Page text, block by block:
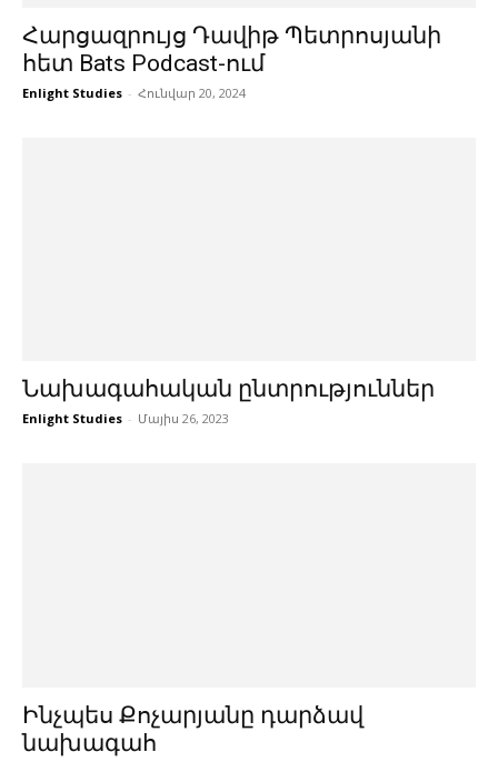
Հարցազրույց Դավիթ Պետրոսյանի
հետ Bats Podcast-ում
Enlight Studies - Հունվար 20, 2024
Նախագահական ընտրություններ
Enlight Studies - Մայիս 26, 2023
Ինչպես Քոչարյանը դարձավ
նախագահ